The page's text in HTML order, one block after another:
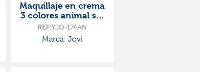
Maquillaje en crema
3 colores animal set
3 botes 8ml con
pincel y esponja
REF:YJO-174AN
Marca: Jovi